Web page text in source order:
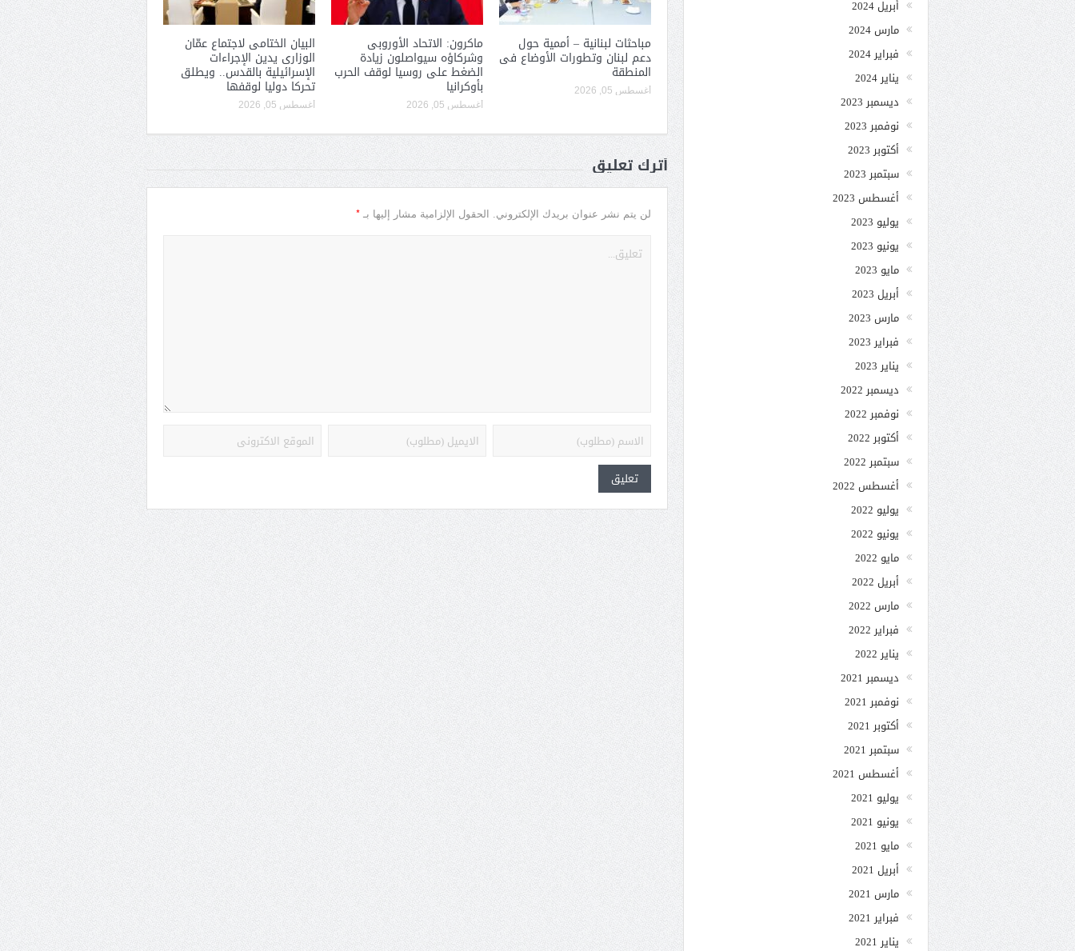
مباحثات لبنانية – أممية حول
دعم لبنان وتطورات الأوضاع فى
المنطقة
أغسطس 05, 2026
ماكرون: الاتحاد الأوروبى
وشركاؤه سيواصلون زيادة
الضغط على روسيا لوقف الحرب
بأوكرانيا
أغسطس 05, 2026
البيان الختامى لاجتماع عمّان
الوزارى يدين الإجراءات
الإسرائيلية بالقدس.. ويطلق
تحركا دوليا لوقفها
أغسطس 05, 2026
أترك تعليق
لن يتم نشر عنوان بريدك الإلكتروني. الحقول الإلزامية مشار إليها بـ *
أبريل 2024
مارس 2024
فبراير 2024
يناير 2024
ديسمبر 2023
نوفمبر 2023
أكتوبر 2023
سبتمبر 2023
أغسطس 2023
يوليو 2023
يونيو 2023
مايو 2023
أبريل 2023
مارس 2023
فبراير 2023
يناير 2023
ديسمبر 2022
نوفمبر 2022
أكتوبر 2022
سبتمبر 2022
أغسطس 2022
يوليو 2022
يونيو 2022
مايو 2022
أبريل 2022
مارس 2022
فبراير 2022
يناير 2022
ديسمبر 2021
نوفمبر 2021
أكتوبر 2021
سبتمبر 2021
أغسطس 2021
يوليو 2021
يونيو 2021
مايو 2021
أبريل 2021
مارس 2021
فبراير 2021
يناير 2021